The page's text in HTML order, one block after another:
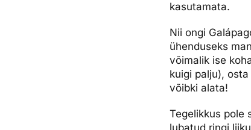
kasutamata.
Nii ongi
ühenduseks
võimalik ise
kuigi palju),
võibki alata!
Tegelikkus pole
lubatud ringi